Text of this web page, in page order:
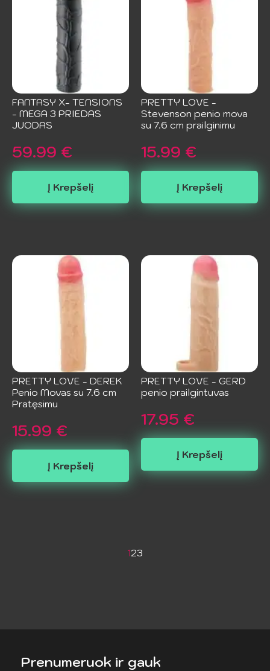
FANTASY X- TENSIONS
- MEGA 3 PRIEDAS
JUODAS
59.99 €
Į Krepšelį
PRETTY LOVE -
Stevenson penio mova
su 7.6 cm prailginimu
15.99 €
Į Krepšelį
PRETTY LOVE - DEREK
Penio Movas su 7.6 cm
Pratęsimu
15.99 €
Į Krepšelį
PRETTY LOVE - GERD
penio prailgintuvas
17.95 €
Į Krepšelį
123
Prenumeruok ir gauk